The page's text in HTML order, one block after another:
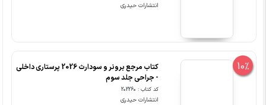
انتشارات حیدری
10%
کتاب مرجع برونر و سودارث 2026 پرستاری داخلی
- جراحی جلد سوم
کد کتاب : 202260
انتشارات حیدری